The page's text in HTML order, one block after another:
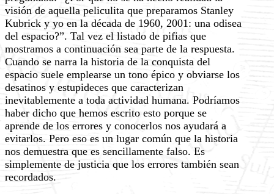
visión de aquella peliculita que preparamos Stanley
Kubrick y yo en la década de 1960, 2001: una odisea
del espacio?”. Tal vez el listado de pifias que
mostramos a continuación sea parte de la respuesta.
Cuando se narra la historia de la conquista del
espacio suele emplearse un tono épico y obviarse los
desatinos y estupideces que caracterizan
inevitablemente a toda actividad humana. Podríamos
haber dicho que hemos escrito esto porque se
aprende de los errores y conocerlos nos ayudará a
evitarlos. Pero eso es un lugar común que la historia
nos demuestra que es sencillamente falso. Es
simplemente de justicia que los errores también sean
recordados.